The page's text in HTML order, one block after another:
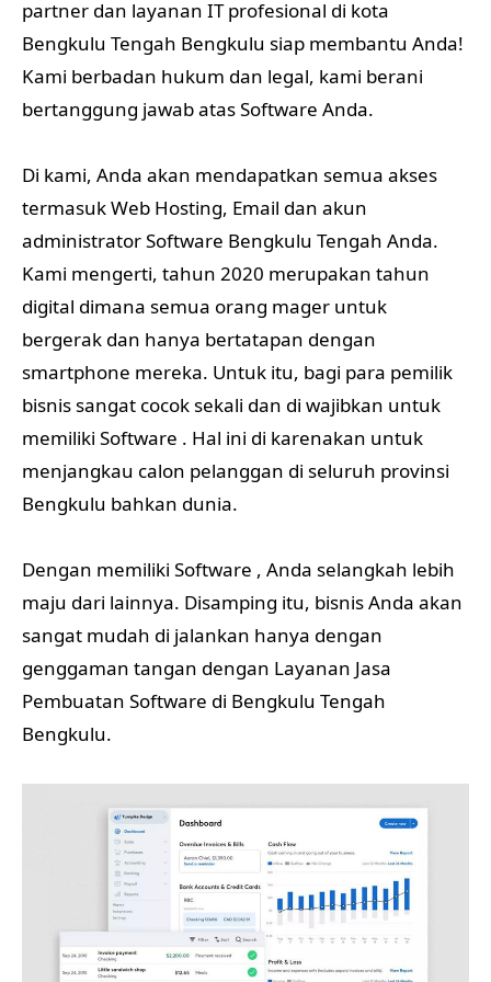
partner dan layanan IT profesional di kota
Bengkulu Tengah Bengkulu siap membantu Anda!
Kami berbadan hukum dan legal, kami berani
bertanggung jawab atas Software Anda.
Di kami, Anda akan mendapatkan semua akses
termasuk Web Hosting, Email dan akun
administrator Software Bengkulu Tengah Anda.
Kami mengerti, tahun 2020 merupakan tahun
digital dimana semua orang mager untuk
bergerak dan hanya bertatapan dengan
smartphone mereka. Untuk itu, bagi para pemilik
bisnis sangat cocok sekali dan di wajibkan untuk
memiliki Software . Hal ini di karenakan untuk
menjangkau calon pelanggan di seluruh provinsi
Bengkulu bahkan dunia.
Dengan memiliki Software , Anda selangkah lebih
maju dari lainnya. Disamping itu, bisnis Anda akan
sangat mudah di jalankan hanya dengan
genggaman tangan dengan Layanan Jasa
Pembuatan Software di Bengkulu Tengah
Bengkulu.